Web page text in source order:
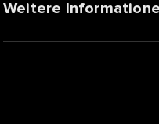
Weitere